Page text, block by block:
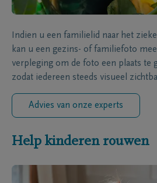
Indien u een familielid naar het
kan u een gezins- of familiefoto
verpleging om de foto een plaats te
zodat iedereen steeds visueel
Advies van onze experts
Help kinderen rouwen